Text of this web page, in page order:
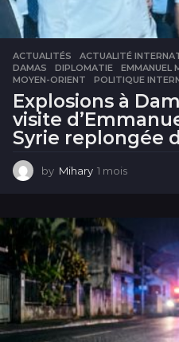
ACTUALITÉS ACTUALITÉ
DAMAS
,DIPLOMATIE ,EMMANUEL
MOYEN-ORIENT
,POLITIQUE
Explosions à
visite
Syrie replongée
by Mihary 1 mois